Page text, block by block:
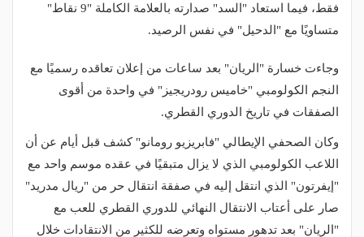
فقط، فيما استعاد "السد" صدارته بالعلامة الكاملة "9 نقاط"
متساويًا مع "الدحيل" في نفس الرصيد.
وجاءت خسارة "الريان" بعد ساعات من إعلان تعاقده رسميًا مع
النجم الكولومبي "خاميس رودريجيز" في واحدة من أقوى
الصفقات في تاريخ الدوري القطري.
وكان الصحفي الإيطالي "فابريزيو رومانو" كشف قبل أيام عن أن
اللاعب الكولومبي الذي لا يزال متبقيًا في عقده موسم واحد مع
"إيفرتون" الذي انتقل إليه في صفقة انتقال حر من "ريال مدريد"
صار على أعتاب الانتقال النهائي للدوري القطري للعب مع
"الريان" بعد تدهور مستواه وتعرضه للكثير من الانتقادات خلال